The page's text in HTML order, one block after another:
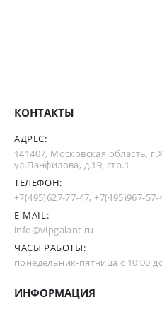
КОНТАКТЫ
АДРЕС:
141407, Московская область,
ул.Панфилова, д.19, стр.1
ТЕЛЕФОН:
+7(495)627-77-47,+7(495)967-57-
E-MAIL:
info@vipgalant.ru
ЧАСЫ РАБОТЫ:
понедельник-пятница с 10:00
ИНФОРМАЦИЯ